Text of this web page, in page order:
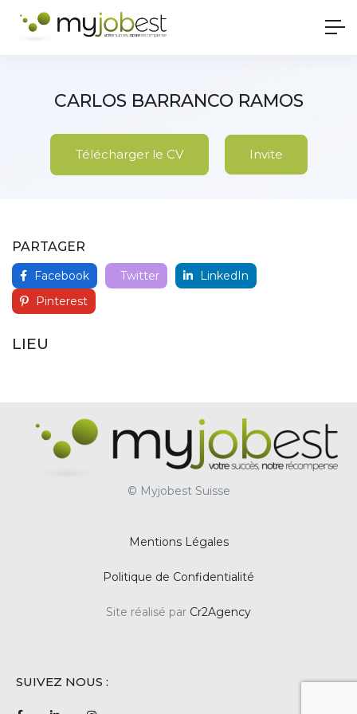
CARLOS BARRANCO RAMOS
Télécharger le CV Invite
PARTAGER
Facebook Twitter
LinkedIn
Pinterest
LIEU
© Myjobest Suisse
Mentions Légales
Politique de Confidentialité
Site réalisé par Cr2Agency
SUIVEZ NOUS :